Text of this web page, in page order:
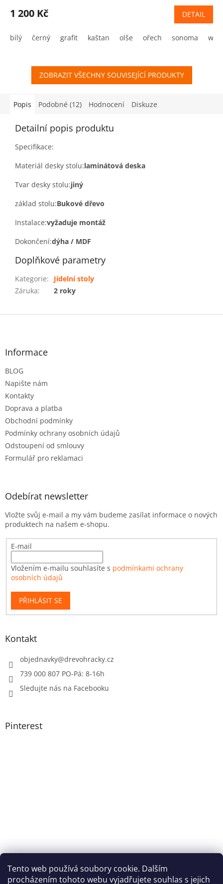
Tento web používá soubory cookie. Dalším
procházením tohoto webu vyjadřujete souhlas s jejich
1 200 Kč DETAIL
bílý černý grafit kaštan olše ořech sonoma
ZOBRAZIT VŠECHNY SOUVISEJÍCÍ PRODUKTY
Popis Podobné (12) Hodnocení Diskuze
Detailní popis produktu
Specifikace:
Materiál desky stolu:laminátová deska
Tvar desky stolu:jiný
základ stolu:Bukové dřevo
Instalace:vyžaduje montáž
Dokončení:dýha / MDF
Doplňkové parametry
Kategorie:
Jídelní stoly
Záruka: 2 roky
Z
Informace
BLOG
Napište nám
Kontakty
Doprava a platba
Obchodní podmínky
Podmínky ochrany osobních údajů
Odstoupení od smlouvy
Formulář pro reklamaci
Odebírat newsletter
Vložte svůj e-mail a my vám budeme zasílat informace o nových
produktech na našem e-shopu.
E-mail
Vložením e-mailu souhlasíte s podmínkami ochrany
osobních údajů
PŘIHLÁSIT SE
Kontakt
objednavky@drevohracky.cz
739 000 807 PO-Pá: 8-16h
Sledujte nás na Facebooku
Pinterest